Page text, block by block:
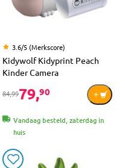
3.6/5 (Merkscore)
Kidywolf Kidyprint Peach
Kinder Camera
84,9979,90
Vandaag besteld, zaterdag in
huis